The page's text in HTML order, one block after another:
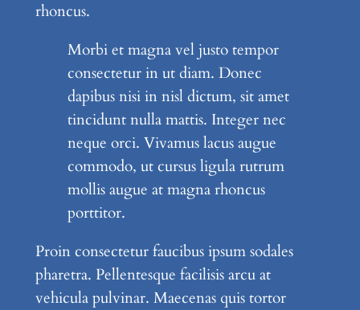
rhoncus.
Morbi et magna vel justo tempor
consectetur in ut diam. Donec
dapibus nisi in nisl dictum, sit amet
tincidunt nulla mattis. Integer nec
neque orci. Vivamus lacus augue
commodo, ut cursus ligula rutrum
mollis augue at magna rhoncus
porttitor.
Proin consectetur faucibus ipsum sodales
pharetra. Pellentesque facilisis arcu at
vehicula pulvinar. Maecenas quis tortor